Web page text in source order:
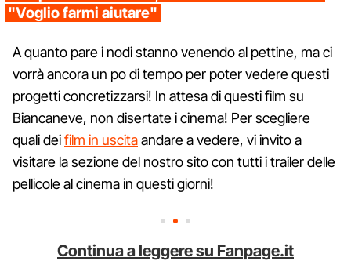
"Voglio farmi aiutare"
A quanto pare i nodi stanno venendo al pettine, ma ci
vorrà ancora un po di tempo per poter vedere questi
progetti concretizzarsi! In attesa di questi film su
Biancaneve, non disertate i cinema! Per scegliere
quali deifilm in uscitaandare a vedere, vi invito a
visitare la sezione del nostro sito con tutti i trailer delle
pellicole al cinema in questi giorni!
Continua a leggere su Fanpage.it